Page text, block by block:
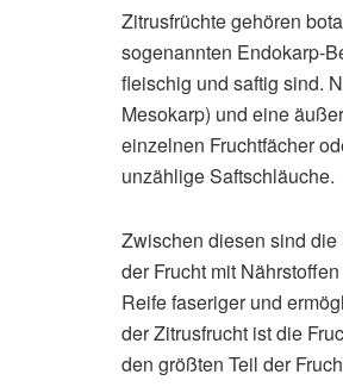
Zitrusfrüchte gehören
sogenannten Endokarp-
fleischig und saftig sind.
Mesokarp) und eine
einzelnen Fruchtfächer
unzählige Saftschläuche.
Zwischen diesen sind
der Frucht mit
Reife faseriger und
der Zitrusfrucht ist die
den größten Teil der